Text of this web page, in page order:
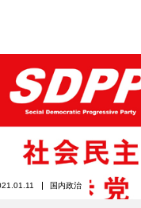
国内政治